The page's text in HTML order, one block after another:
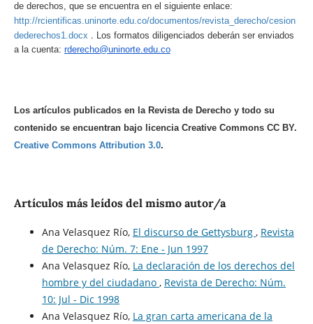
de derechos, que se encuentra en el siguiente enlace:
http://rcientificas.uninorte.edu.co/documentos/revista_derecho/cesion
dederechos1.docx . Los formatos diligenciados deberán ser enviados
a la cuenta: rderecho@uninorte.edu.co
Los artículos publicados en la Revista de Derecho y todo su
contenido se encuentran bajo licencia Creative Commons CC BY.
Creative Commons Attribution 3.0.
Artículos más leídos del mismo autor/a
Ana Velasquez Río, El discurso de Gettysburg , Revista
de Derecho: Núm. 7: Ene - Jun 1997
Ana Velasquez Río, La declaración de los derechos del
hombre y del ciudadano , Revista de Derecho: Núm.
10: Jul - Dic 1998
Ana Velasquez Río, La gran carta americana de la